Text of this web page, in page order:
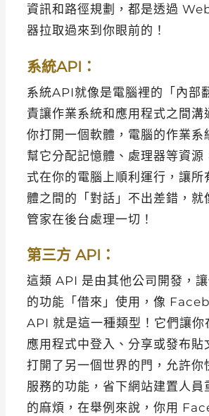
資訊和路徑規劃，都是透過
器拉取過來到你眼前的！
系統API：
系統API就像是電腦裡的「內部
責讓作業系統和應用程式之間溝
你打開一個軟體，電腦的作業系
幫它分配記憶體、處理器等資源
式在你的電腦上順利運行，讓所
體之間的「對話」不出差錯，就
管家在後台處理一切！
第三方 API：
這類 API 是由其他公司開發，
的功能「借來」使用，像
API 就是這一種類型！它們讓你
應用程式中登入、分享或發布貼
打開了另一個世界的門，允許你
服務的功能，省下網站建置人員
的麻煩，在舉例來說，你用